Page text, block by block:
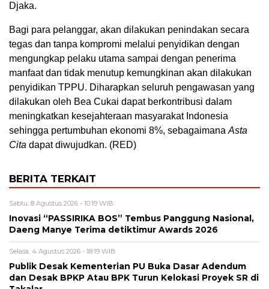
Djaka.
Bagi para pelanggar, akan dilakukan penindakan secara
tegas dan tanpa kompromi melalui penyidikan dengan
mengungkap pelaku utama sampai dengan penerima
manfaat dan tidak menutup kemungkinan akan dilakukan
penyidikan TPPU. Diharapkan seluruh pengawasan yang
dilakukan oleh Bea Cukai dapat berkontribusi dalam
meningkatkan kesejahteraan masyarakat Indonesia
sehingga pertumbuhan ekonomi 8%, sebagaimana Asta
Cita dapat diwujudkan. (RED)
BERITA TERKAIT
Sabtu, 8 Agustus 2026 - 10:19 WIB
Inovasi “PASSIRIKA BOS” Tembus Panggung Nasional,
Daeng Manye Terima detiktimur Awards 2026
Selasa, 4 Agustus 2026 - 18:19 WIB
Publik Desak Kementerian PU Buka Dasar Adendum
dan Desak BPKP Atau BPK Turun Kelokasi Proyek SR di